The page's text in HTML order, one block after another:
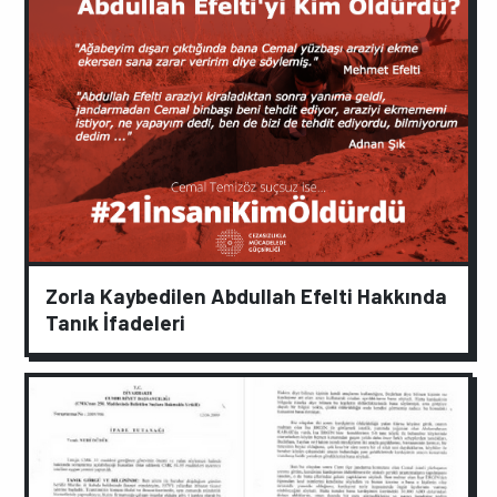
Zorla Kaybedilen Abdullah Efelti Hakkında
Tanık İfadeleri